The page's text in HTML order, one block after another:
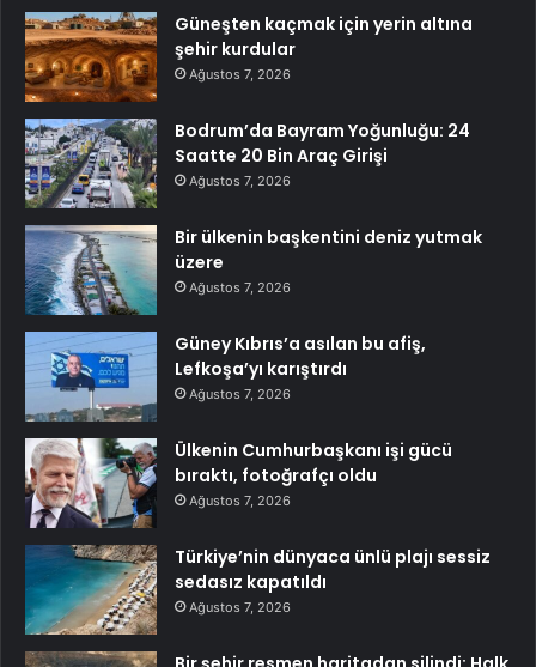
Güneşten kaçmak için yerin altına
şehir kurdular
Ağustos 7, 2026
Bodrum’da Bayram Yoğunluğu: 24
Saatte 20 Bin Araç Girişi
Ağustos 7, 2026
Bir ülkenin başkentini deniz yutmak
üzere
Ağustos 7, 2026
Güney Kıbrıs’a asılan bu afiş,
Lefkoşa’yı karıştırdı
Ağustos 7, 2026
Ülkenin Cumhurbaşkanı işi gücü
bıraktı, fotoğrafçı oldu
Ağustos 7, 2026
Türkiye’nin dünyaca ünlü plajı sessiz
sedasız kapatıldı
Ağustos 7, 2026